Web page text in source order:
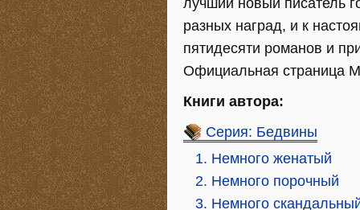
лучший новый писатель
разных наград, и к
пятидесяти романов и
Официальная страница
Книги автора:
Серия: Бедвины
1. Немного женатый
2. Немного порочный
3. Немного